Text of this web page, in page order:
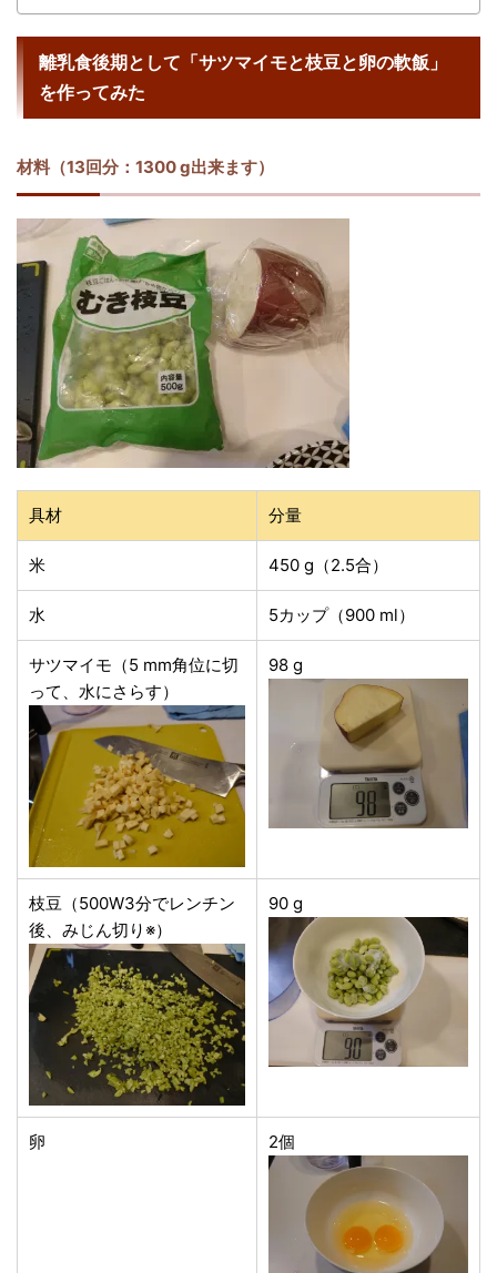
離乳食後期として「サツマイモと枝豆と卵の軟飯」
を作ってみた
材料（13回分：1300 g出来ます）
具材 分量
米 450 g（2.5合）
水 5カップ（900 ml）
サツマイモ（5 mm角位に切
って、水にさらす）
98 g
枝豆（500W3分でレンチン
後、みじん切り※）
90 g
卵 2個